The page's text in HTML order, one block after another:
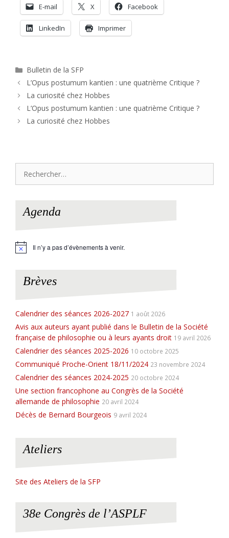
E-mail X Facebook
LinkedIn Imprimer
Catégories
Bulletin de la SFP
L’Opus postumum kantien : une quatrième Critique ?
La curiosité chez Hobbes
L’Opus postumum kantien : une quatrième Critique ?
La curiosité chez Hobbes
Agenda
N
Il n’y a pas d’évènements à venir.
Brèves
Calendrier des séances 2026-2027 1 août 2026
Avis aux auteurs ayant publié dans le Bulletin de la Société
française de philosophie ou à leurs ayants droit 19 avril 2026
Calendrier des séances 2025-2026 10 octobre 2025
Communiqué Proche-Orient 18/11/2024 23 novembre 2024
Calendrier des séances 2024-2025 20 octobre 2024
Une section francophone au Congrès de la Société
allemande de philosophie 20 avril 2024
Décès de Bernard Bourgeois 9 avril 2024
Ateliers
Site des Ateliers de la SFP
38e Congrès de l’ASPLF